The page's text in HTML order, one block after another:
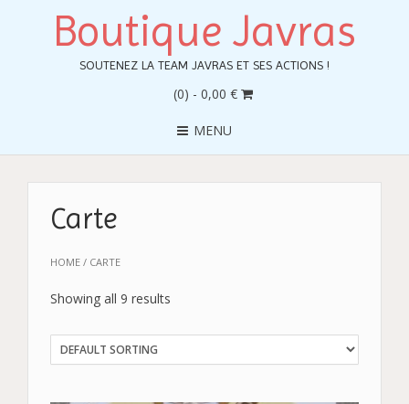
Boutique Javras
SOUTENEZ LA TEAM JAVRAS ET SES ACTIONS !
(0) - 0,00 €
MENU
HOME / CARTE
Carte
Showing all 9 results